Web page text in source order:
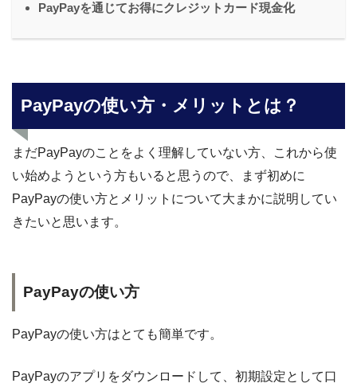
PayPayを通じてお得にクレジットカード現金化
PayPayの使い方・メリットとは？
まだPayPayのことをよく理解していない方、これから使
い始めようという方もいると思うので、まず初めに
PayPayの使い方とメリットについて大まかに説明してい
きたいと思います。
PayPayの使い方
PayPayの使い方はとても簡単です。
PayPayのアプリをダウンロードして、初期設定として口